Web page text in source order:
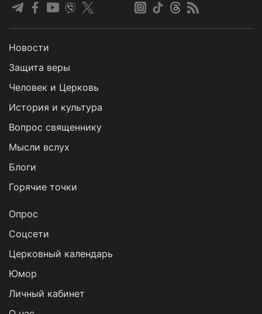
Новости
Защита веры
Человек и Церковь
История и культура
Вопрос священнику
Мысли вслух
Блоги
Горячие точки
Опрос
Cоцсети
Церковный календарь
Юмор
Личный кабинет